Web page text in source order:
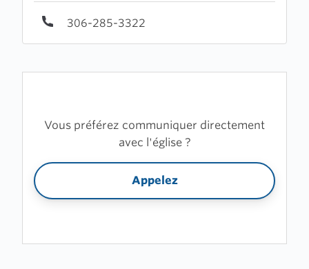
306-285-3322
Vous préférez communiquer directement
avec l'église ?
Appelez